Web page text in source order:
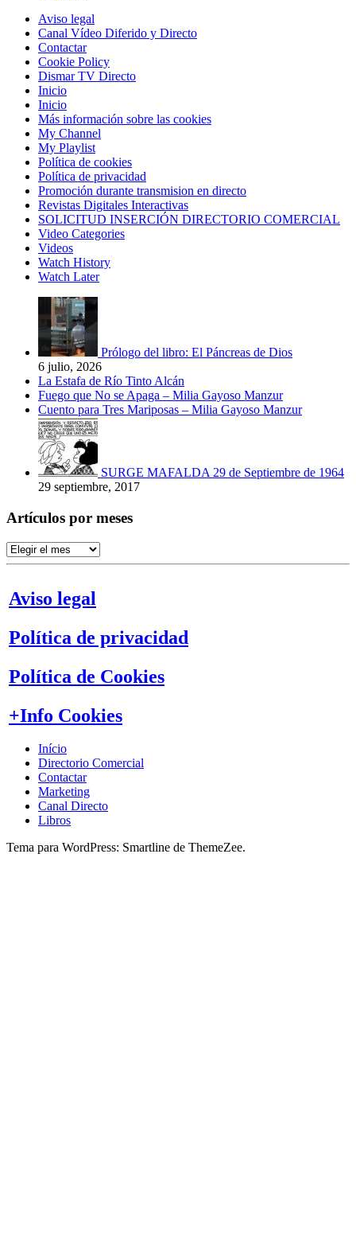
Aviso legal
Canal Vídeo Diferido y Directo
Contactar
Cookie Policy
Dismar TV Directo
Inicio
Inicio
Más información sobre las cookies
My Channel
My Playlist
Política de cookies
Política de privacidad
Promoción durante transmision en directo
Revistas Digitales Interactivas
SOLICITUD INSERCIÓN DIRECTORIO COMERCIAL
Video Categories
Videos
Watch History
Watch Later
Prólogo del libro: El Páncreas de Dios
6 julio, 2026
La Estafa de Río Tinto Alcán
Fuego que No se Apaga – Milia Gayoso Manzur
Cuento para Tres Mariposas – Milia Gayoso Manzur
SURGE MAFALDA 29 de Septiembre de 1964
29 septiembre, 2017
Artículos por meses
Artículos
por
Aviso legal
Política de privacidad
Política de Cookies
+Info Cookies
Início
Directorio Comercial
Contactar
Marketing
Canal Directo
Libros
Tema para WordPress: Smartline de ThemeZee.